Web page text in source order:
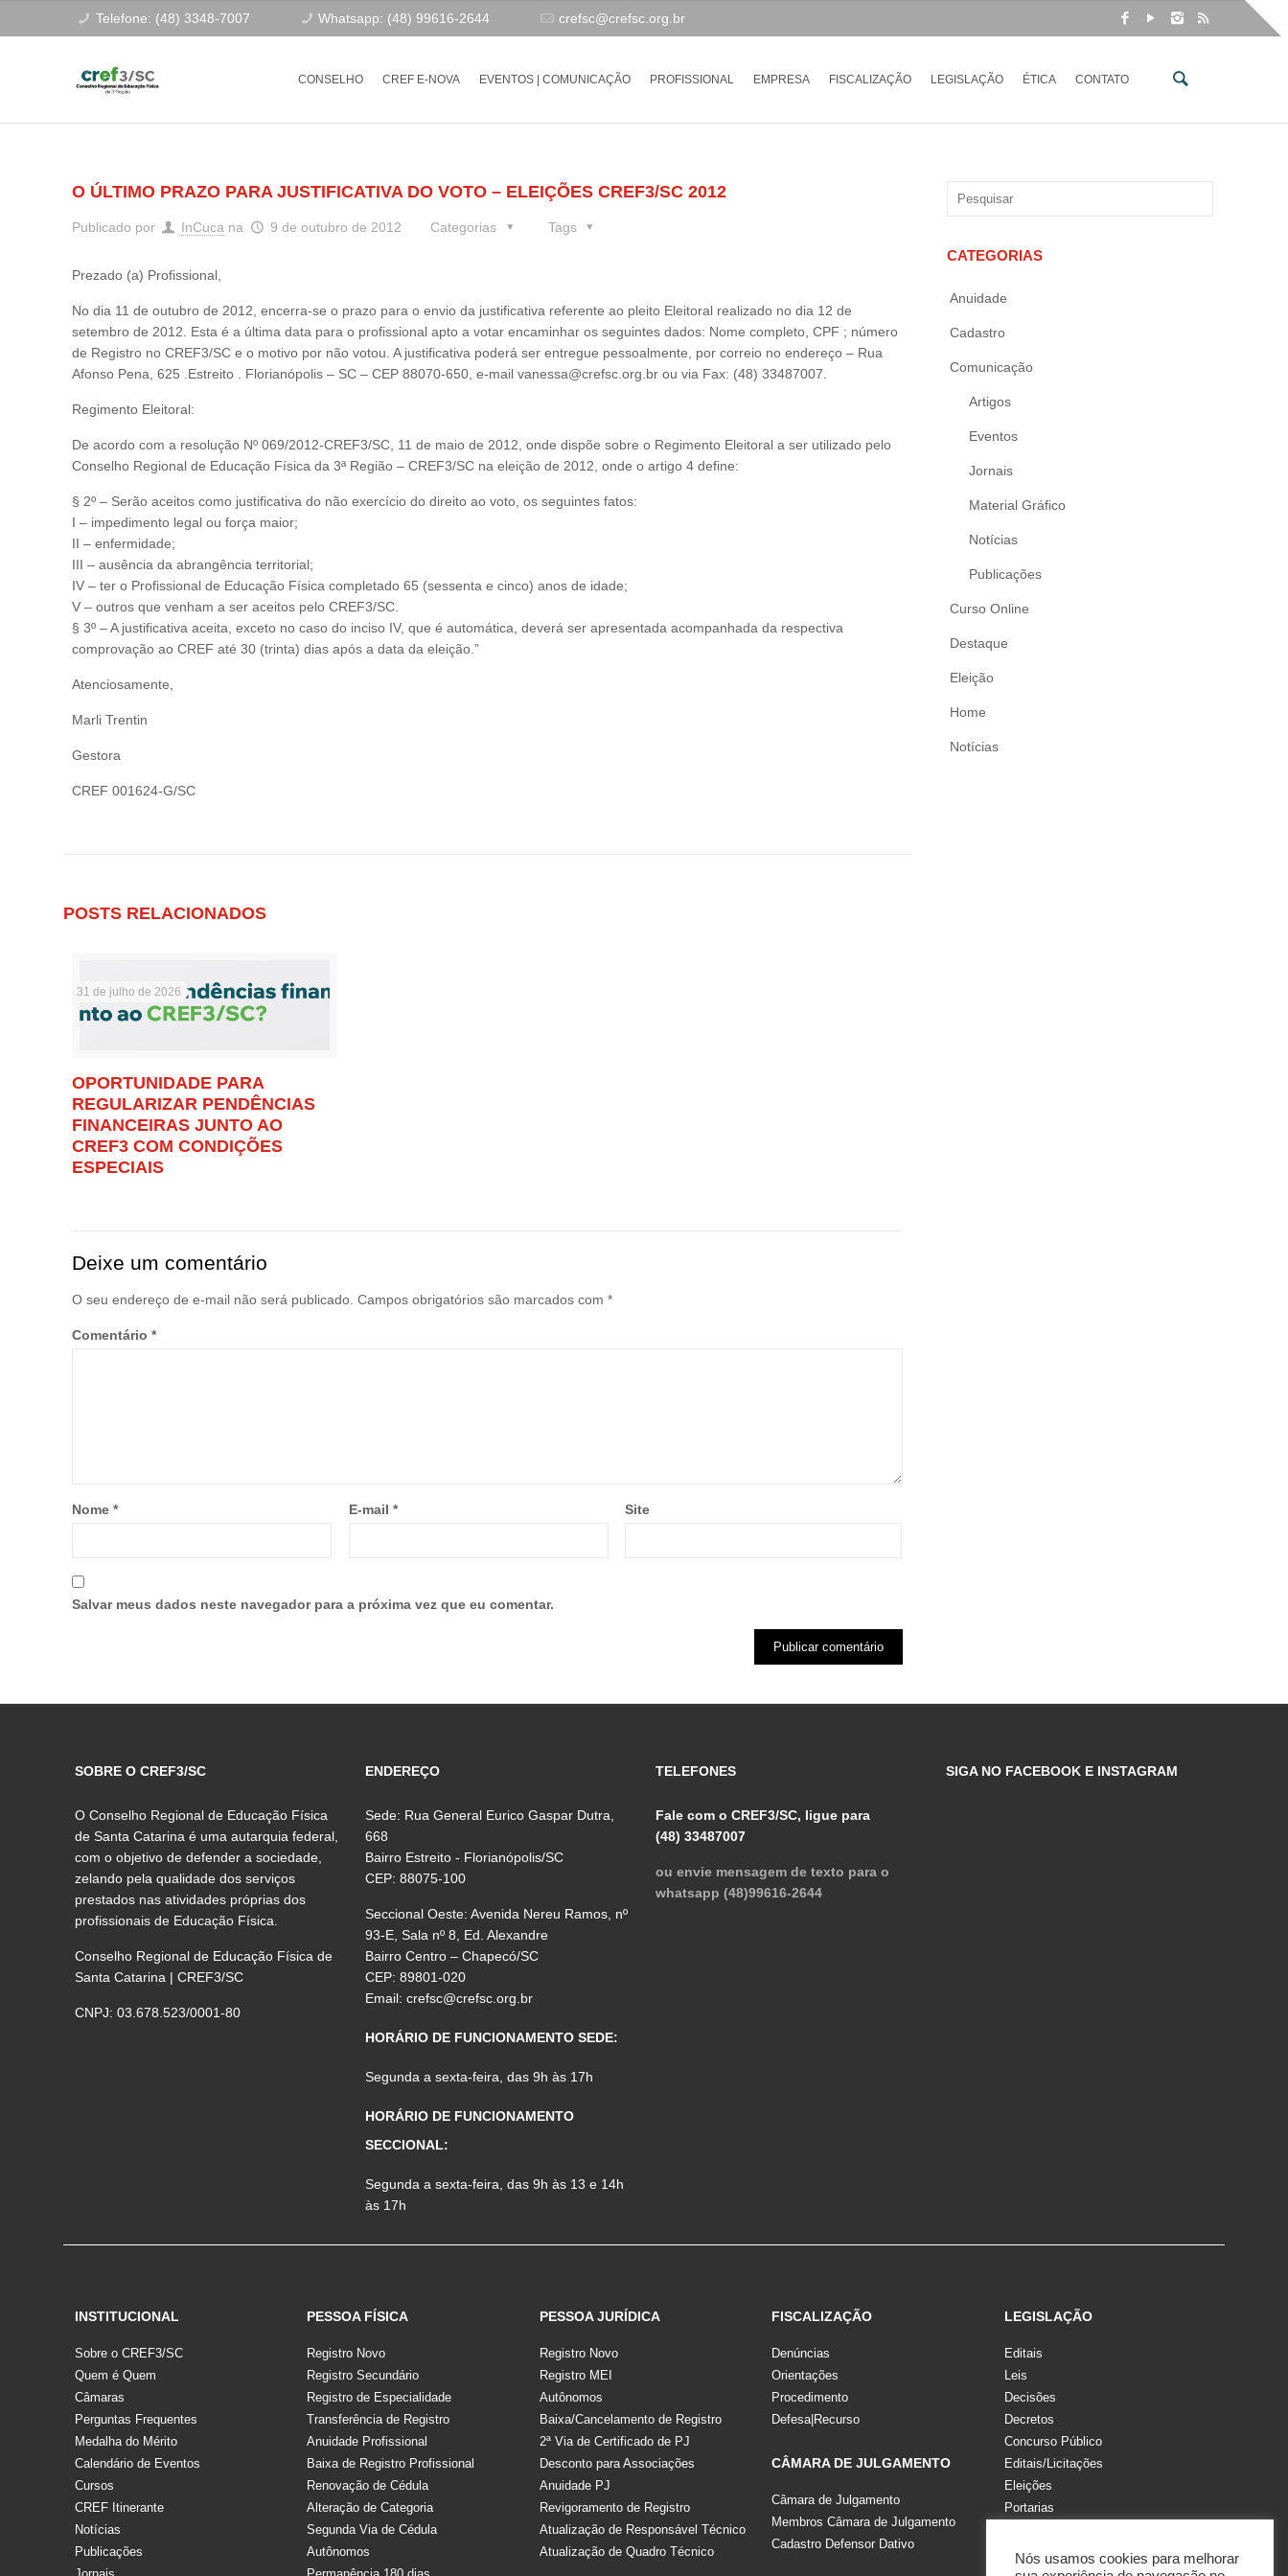
Telefone: (48) 3348-7007 Whatsapp: (48) 99616-2644 crefsc@crefsc.org.br
CONSELHO CREF E-NOVA EVENTOS | COMUNICAÇÃO PROFISSIONAL EMPRESA FISCALIZAÇÃO LEGISLAÇÃO ÉTICA CONTATO
O ÚLTIMO PRAZO PARA JUSTIFICATIVA DO VOTO – ELEIÇÕES CREF3/SC 2012
Publicado por InCuca na 9 de outubro de 2012 Categorias Tags
Prezado (a) Profissional,
No dia 11 de outubro de 2012, encerra-se o prazo para o envio da justificativa referente ao pleito Eleitoral realizado no dia 12 de
setembro de 2012. Esta é a última data para o profissional apto a votar encaminhar os seguintes dados: Nome completo, CPF ; número
de Registro no CREF3/SC e o motivo por não votou. A justificativa poderá ser entregue pessoalmente, por correio no endereço – Rua
Afonso Pena, 625 .Estreito . Florianópolis – SC – CEP 88070-650, e-mail vanessa@crefsc.org.br ou via Fax: (48) 33487007.
Regimento Eleitoral:
De acordo com a resolução Nº 069/2012-CREF3/SC, 11 de maio de 2012, onde dispõe sobre o Regimento Eleitoral a ser utilizado pelo
Conselho Regional de Educação Física da 3ª Região – CREF3/SC na eleição de 2012, onde o artigo 4 define:
§ 2º – Serão aceitos como justificativa do não exercício do direito ao voto, os seguintes fatos:
I – impedimento legal ou força maior;
II – enfermidade;
III – ausência da abrangência territorial;
IV – ter o Profissional de Educação Física completado 65 (sessenta e cinco) anos de idade;
V – outros que venham a ser aceitos pelo CREF3/SC.
§ 3º – A justificativa aceita, exceto no caso do inciso IV, que é automática, deverá ser apresentada acompanhada da respectiva
comprovação ao CREF até 30 (trinta) dias após a data da eleição.”
Atenciosamente,
Marli Trentin
Gestora
CREF 001624-G/SC
POSTS RELACIONADOS
31 de julho de 2026
OPORTUNIDADE PARA
REGULARIZAR PENDÊNCIAS
FINANCEIRAS JUNTO AO
CREF3 COM CONDIÇÕES
ESPECIAIS
Deixe um comentário
O seu endereço de e-mail não será publicado. Campos obrigatórios são marcados com *
Comentário *
Nome * E-mail * Site
Salvar meus dados neste navegador para a próxima vez que eu comentar.
CATEGORIAS
Anuidade
Cadastro
Comunicação
Artigos
Eventos
Jornais
Material Gráfico
Notícias
Publicações
Curso Online
Destaque
Eleição
Home
Notícias
SOBRE O CREF3/SC
O Conselho Regional de Educação Física
de Santa Catarina é uma autarquia federal,
com o objetivo de defender a sociedade,
zelando pela qualidade dos serviços
prestados nas atividades próprias dos
profissionais de Educação Física.
Conselho Regional de Educação Física de
Santa Catarina | CREF3/SC
CNPJ: 03.678.523/0001-80
ENDEREÇO
Sede: Rua General Eurico Gaspar Dutra,
668
Bairro Estreito - Florianópolis/SC
CEP: 88075-100
Seccional Oeste: Avenida Nereu Ramos, nº
93-E, Sala nº 8, Ed. Alexandre
Bairro Centro – Chapecó/SC
CEP: 89801-020
Email:crefsc@crefsc.org.br
HORÁRIO DE FUNCIONAMENTO SEDE:
Segunda a sexta-feira, das 9h às 17h
HORÁRIO DE FUNCIONAMENTO
SECCIONAL:
Segunda a sexta-feira, das 9h às 13 e 14h
às 17h
TELEFONES
Fale com o CREF3/SC, ligue para
(48) 33487007
ou envie mensagem de texto para o
whatsapp (48)99616-2644
SIGA NO FACEBOOK E INSTAGRAM
INSTITUCIONAL
Sobre o CREF3/SC
Quem é Quem
Câmaras
Perguntas Frequentes
Medalha do Mérito
Calendário de Eventos
Cursos
CREF Itinerante
Notícias
Publicações
PESSOA FÍSICA
Registro Novo
Registro Secundário
Registro de Especialidade
Transferência de Registro
Anuidade Profissional
Baixa de Registro Profissional
Renovação de Cédula
Alteração de Categoria
Segunda Via de Cédula
Autônomos
PESSOA JURÍDICA
Registro Novo
Registro MEI
Autônomos
Baixa/Cancelamento de Registro
2ª Via de Certificado de PJ
Desconto para Associações
Anuidade PJ
Revigoramento de Registro
Atualização de Responsável Técnico
Atualização de Quadro Técnico
FISCALIZAÇÃO
Denúncias
Orientações
Procedimento
Defesa|Recurso
CÂMARA DE JULGAMENTO
Câmara de Julgamento
Membros Câmara de Julgamento
Cadastro Defensor Dativo
LEGISLAÇÃO
Editais
Leis
Decisões
Decretos
Concurso Público
Editais/Licitações
Eleições
Portarias
Resoluções
Nós usamos cookies para melhorar